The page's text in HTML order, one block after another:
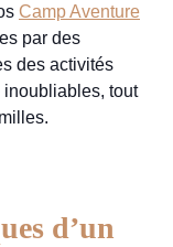
Camp Aventure
par des
des activités
inoubliables, tout
d’un